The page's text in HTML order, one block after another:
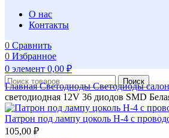
О нас
Контакты
0 Сравнить
0 Избранное
0элемент 0,00₽
Поиск
ГлавнаяСветодиодыСветодиоды
светодиодная 12V 36 диодов SMD
Патрон под лампу цоколь H-4 с
105,00 ₽